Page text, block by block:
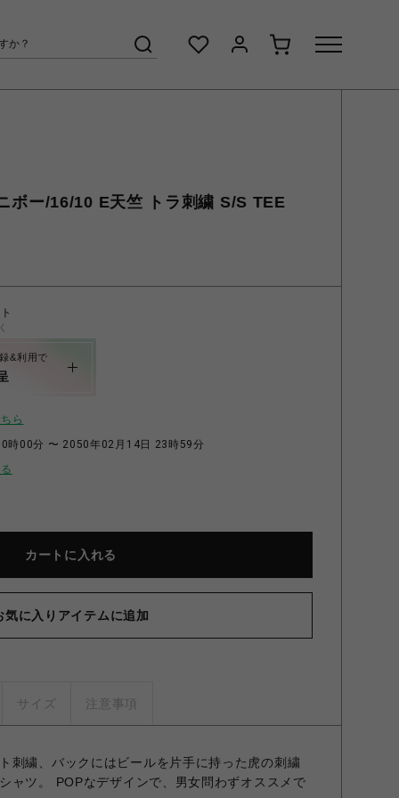
ボー/16/10 E天竺 トラ刺繍 S/S TEE
&利用で
ら
時00分 〜 2050年02月14日 23時59分
カートに入れる
気に入りアイテムに追加
サイズ 注意事項
刺繍、バックにはビールを片手に持った虎の刺繍
ャツ。 POPなデザインで、男女問わずオススメで